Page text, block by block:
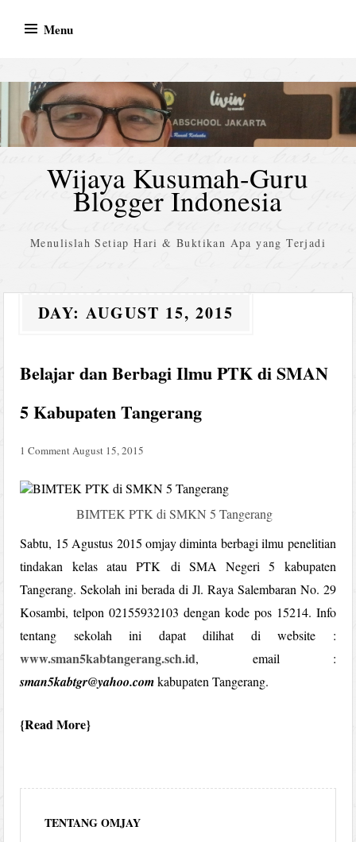
Menu
Wijaya Kusumah-Guru
Blogger Indonesia
Menulislah Setiap Hari & Buktikan Apa yang Terjadi
DAY:AUGUST 15, 2015
Belajar dan Berbagi Ilmu PTK di SMAN
5 Kabupaten Tangerang
1 Comment August 15, 2015
BIMTEK PTK di SMKN 5 Tangerang
Sabtu, 15 Agustus 2015 omjay diminta berbagi ilmu penelitian
tindakan kelas atau PTK di SMA Negeri 5 kabupaten
Tangerang. Sekolah ini berada di Jl. Raya Salembaran No. 29
Kosambi, telpon 02155932103 dengan kode pos 15214. Info
tentang sekolah ini dapat dilihat di website :
www.sman5kabtangerang.sch.id, email :
sman5kabtgr@yahoo.com kabupaten Tangerang.
Read More
TENTANG OMJAY